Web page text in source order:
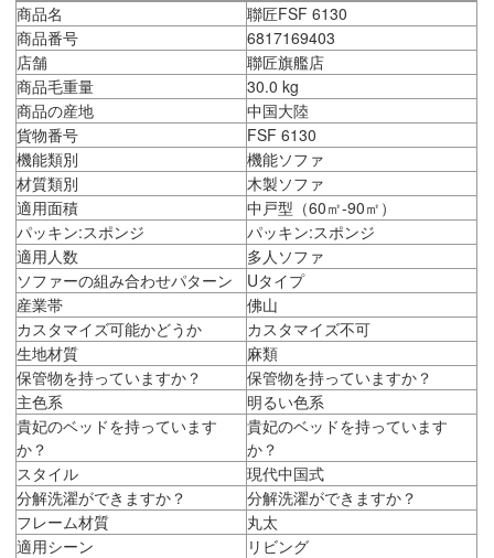
商品名
聯匠FSF 6130
商品番号
6817169403
店舗
聯匠旗艦店
商品毛重量
30.0 kg
商品の産地
中国大陸
貨物番号
FSF 6130
機能類別
機能ソファ
材質類別
木製ソファ
適用面積
中戸型（60㎡-90㎡）
パッキン:スポンジ
パッキン:スポンジ
適用人数
多人ソファ
ソファーの組み合わせパターン
Uタイプ
産業帯
佛山
カスタマイズ可能かどうか
カスタマイズ不可
生地材質
麻類
保管物を持っていますか？
保管物を持っていますか？
主色系
明るい色系
貴妃のベッドを持っています
か？
貴妃のベッドを持っています
か？
スタイル
現代中国式
分解洗濯ができますか？
分解洗濯ができますか？
フレーム材質
丸太
適用シーン
リビング